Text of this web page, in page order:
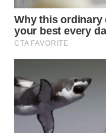
WN
SURABAYA
NATUNA
WN
BINTAN